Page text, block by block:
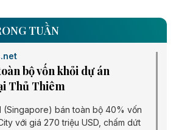
TUẦN
bộ vốn khỏi dự án
Thủ Thiêm
(Singapore) bán toàn bộ 40% vốn
với giá 270 triệu USD, chấm dứt